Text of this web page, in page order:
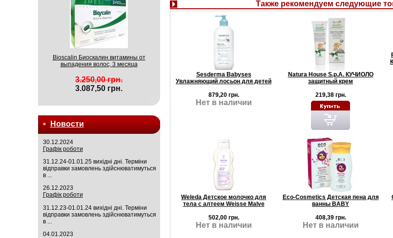
Bioscalin Биоскалин витамины от
выпадения волос, 3 месяца
3.250,00 грн.
3.087,50 грн.
Новости
30.12.2024
Графік роботи
31.12.24-01.01.25 вихідні дні. Терміни
відправки замовлень здійснюватимуться
в ...
26.12.2023
Графік роботи
31.12.23-01.01.24 вихідні дні. Терміни
відправки замовлень здійснюватимуться
в ...
04.01.2023
Также рекомендуем следующие
Sesderma Babyses
Увлажняющий лосьон для детей
879,20 грн.
Нет в наличии
Natura House S.p.A. КУЧИОЛО
защитный крем
219,38 грн.
Weleda Детское молочко для
тела с алтеем Weisse Malve
502,00 грн.
Нет в наличии
Eco-Cosmetics Детская пена для
ванны BABY
408,39 грн.
Нет в наличии